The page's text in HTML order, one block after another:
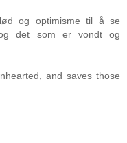
og optimisme til å se
og det som er vondt og
and saves those